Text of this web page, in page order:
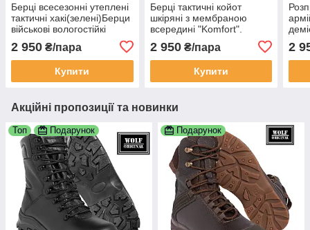
Берці всесезонні утеплені
тактичні хакі(зелені)Берци
військові вологостійкі
прошиті.Взуття армійське
шкіряне дляЗСУ
2 950 ₴/пара
Купити
Берці тактичні койот
шкіряні з мембраною
всередині "Komfort".
Берци військові мембранні
осінь/весна. Взуття
армійське беж для ЗСУ
2 950₴/пара
Купити
2
Акційні пропозиції та новинки
Топ Подарунок Подарунок